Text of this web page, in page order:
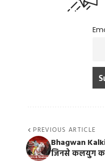
PREVIOUS ARTICLE
Bhagwan
जिनसे कलयुग